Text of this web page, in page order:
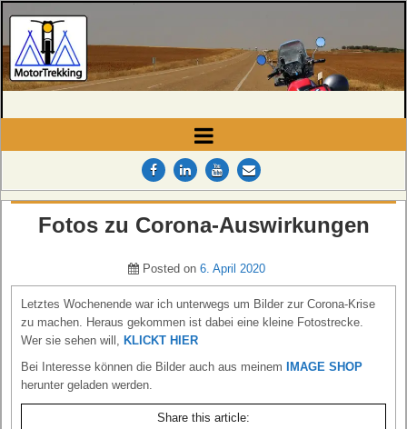
MotorTrekking
Fotos zu Corona-Auswirkungen
Posted on 6. April 2020
Letztes Wochenende war ich unterwegs um Bilder zur Corona-Krise
zu machen. Heraus gekommen ist dabei eine kleine Fotostrecke.
Wer sie sehen will, KLICKT HIER
Bei Interesse können die Bilder auch aus meinem
IMAGE SHOP
herunter geladen werden.
Share this article: